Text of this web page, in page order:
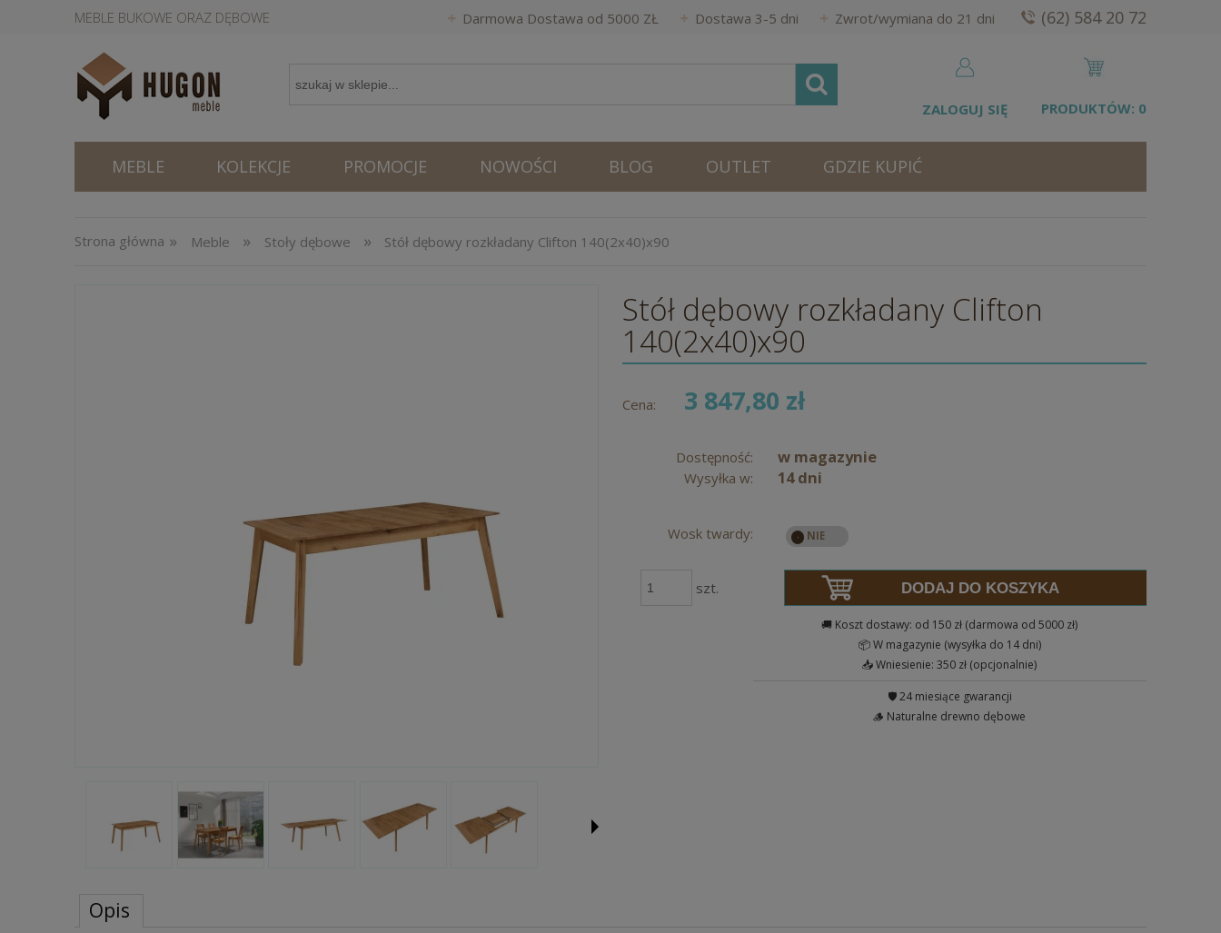
MEBLE BUKOWE ORAZ DĘBOWE Darmowa Dostawa od 5000 ZŁ Dostawa 3-5 dni Zwrot/wymiana do 21 dni (62) 584 20 72
PRODUKTÓW: 0
ZALOGUJ SIĘ
MEBLE KOLEKCJE PROMOCJE NOWOŚCI BLOG OUTLET GDZIE KUPIĆ
Strona główna » Meble » Stoły dębowe » Stół dębowy rozkładany Clifton 140(2x40)x90
Stół dębowy rozkładany Clifton
140(2x40)x90
Cena: 3 847,80 zł
Dostępność: w magazynie
Wysyłka w: 14 dni
Wosk twardy:
szt. DODAJ DO KOSZYKA
🚚 Koszt dostawy: od 150 zł (darmowa od 5000 zł)
📦 W magazynie (wysyłka do 14 dni)
📥 Wniesienie: 350 zł (opcjonalnie)
🛡️ 24 miesiące gwarancji
🪵 Naturalne drewno dębowe
Opis